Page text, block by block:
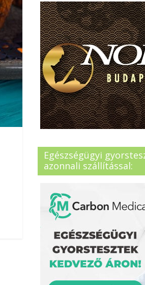
Egészségügyi
azonnali szállítással: